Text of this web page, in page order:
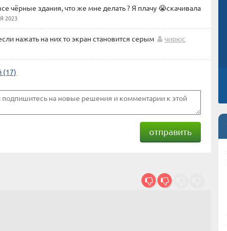
чёрные здания, что же мне делать ? Я плачу 😭скачивала
2023
нажать на них то экран становится серым чирюс
(17)
отправить